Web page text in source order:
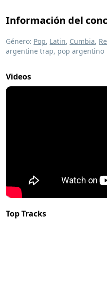
Información del
Género: Pop, Latin, Cumbia,
argentine trap, pop argentino
Videos
Top Tracks